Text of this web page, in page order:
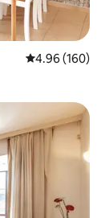
औसत रेटिंग 5 में से
4.96 (160)